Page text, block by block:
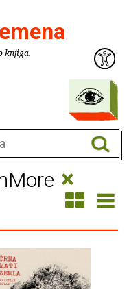
knjiga.
×